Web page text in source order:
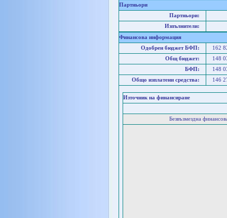
Партньори
Партньори:
Изпълнители:
Финансова информация
Одобрен бюджет БФП:
162
Общ бюджет:
148
БФП:
148
Общо изплатени средства:
146
Източник на финансиране
Безвъзмездна